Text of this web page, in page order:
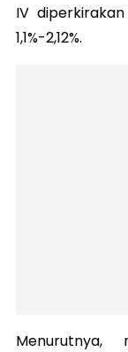
IV
1,1%-2,12%.
Menurutnya,